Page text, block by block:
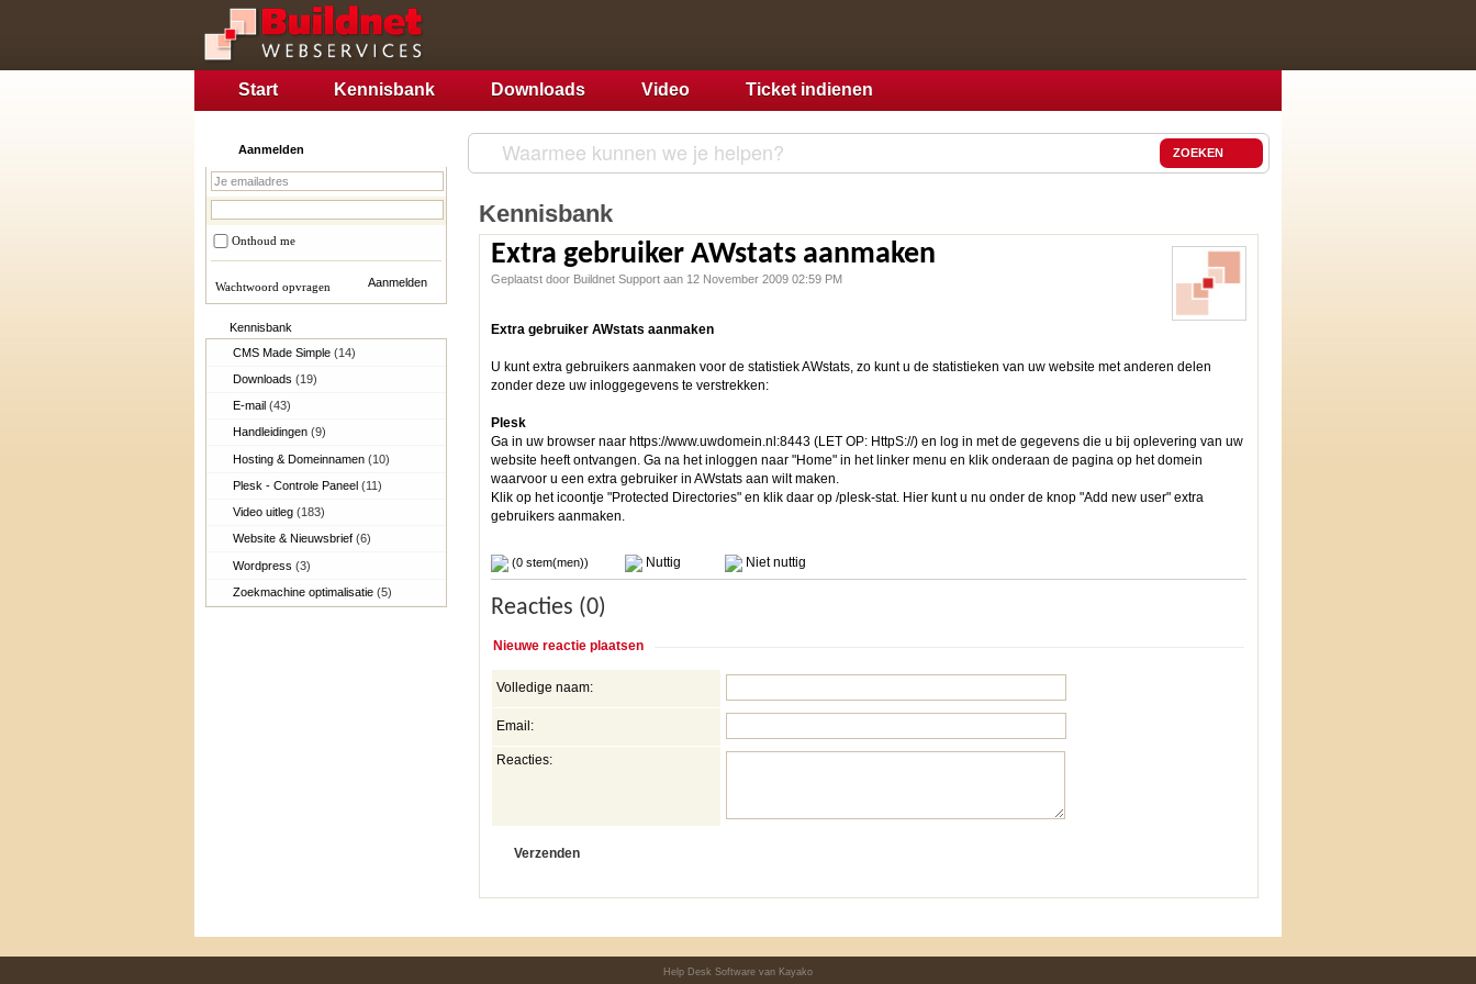
Start Kennisbank Downloads Video Ticket indienen
Aanmelden
Onthoud me
Wachtwoord opvragen
Kennisbank
CMS Made Simple(14)
Downloads(19)
E-mail(43)
Handleidingen(9)
Hosting & Domeinnamen(10)
Plesk - Controle Paneel(11)
Video uitleg(183)
Website & Nieuwsbrief(6)
Wordpress(3)
Zoekmachine optimalisatie(5)
ZOEKEN
Kennisbank
Extra gebruiker AWstats aanmaken
Geplaatst door Buildnet Support aan 12 November 2009 02:59 PM
Extra gebruiker AWstats aanmaken
U kunt extra gebruikers aanmaken voor de statistiek AWstats, zo kunt u de statistieken van uw website met anderen delen
zonder deze uw inloggegevens te verstrekken:
Plesk
Ga in uw browser naar https://www.uwdomein.nl:8443 (LET OP: HttpS://) en log in met de gegevens die u bij oplevering van uw
website heeft ontvangen. Ga na het inloggen naar "Home" in het linker menu en klik onderaan de pagina op het domein
waarvoor u een extra gebruiker in AWstats aan wilt maken.
Klik op het icoontje "Protected Directories" en klik daar op /plesk-stat. Hier kunt u nu onder de knop "Add new user" extra
gebruikers aanmaken.
(0 stem(men)) Nuttig Niet nuttig
Reacties (0)
Nieuwe reactie plaatsen
Volledige naam:
Email:
Reacties:
Help Desk Software van Kayako